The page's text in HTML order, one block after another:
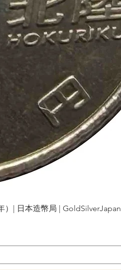
）| 日本造幣局 | GoldSilverJapan